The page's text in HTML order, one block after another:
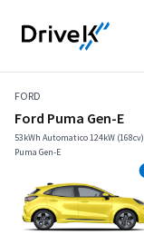
FORD
Ford Puma Gen-E
53kWh Automatico 124kW (168cv)
Puma Gen-E